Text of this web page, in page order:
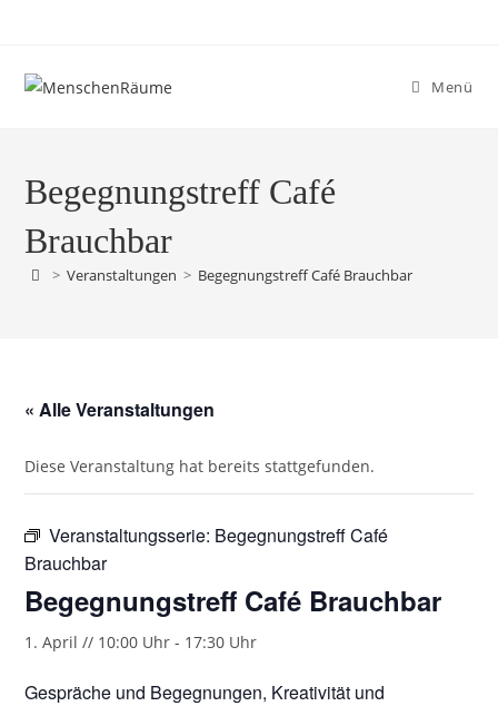
Menü
Begegnungstreff Café
Brauchbar
> Veranstaltungen > Begegnungstreff Café Brauchbar
« Alle Veranstaltungen
Diese Veranstaltung hat bereits stattgefunden.
Veranstaltungsserie: Begegnungstreff Café
Brauchbar
Begegnungstreff Café Brauchbar
1. April // 10:00 Uhr - 17:30 Uhr
Gespräche und Begegnungen, Kreativität und